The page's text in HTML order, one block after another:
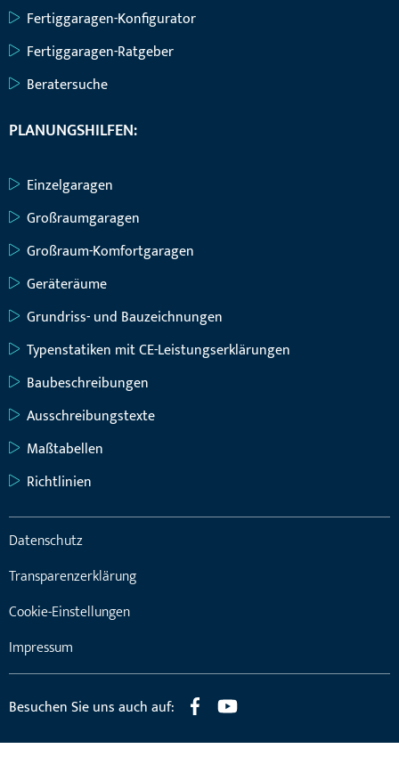
Fertiggaragen-Konfigurator
Fertiggaragen-Ratgeber
Beratersuche
PLANUNGSHILFEN:
Einzelgaragen
Großraumgaragen
Großraum-Komfortgaragen
Geräteräume
Grundriss- und Bauzeichnungen
Typenstatiken mit CE-Leistungserklärungen
Baubeschreibungen
Ausschreibungstexte
Maßtabellen
Richtlinien
Datenschutz
Transparenzerklärung
Cookie-Einstellungen
Impressum
Besuchen Sie uns auch auf: